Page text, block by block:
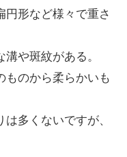
円形など様々で重さ
や斑紋がある。
ものから柔らかいも
多くないですが、